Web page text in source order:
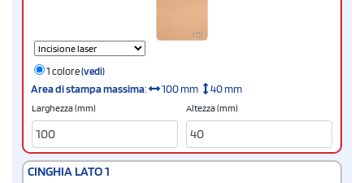
1 colore(vedi)
Area di stampa massima: 100 mm 40 mm
Larghezza (mm) Altezza (mm)
CINGHIA LATO 1